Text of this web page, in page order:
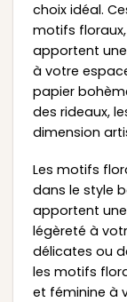
choix idéal.
motifs
apportent
à votre
papier
des rideaux,
dimension
Les motifs
dans le style
apportent
légèreté à
délicates ou
les motifs
et féminine à